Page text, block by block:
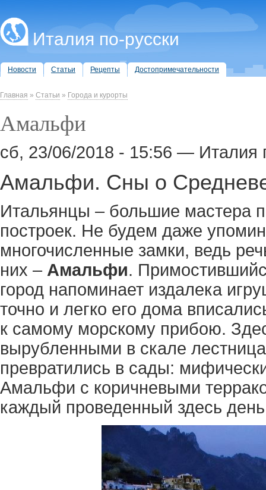
Италия по-русски
Новости Статьи Рецепты Достопримечательности
Главная » Статьи » Города и курорты
Амальфи
сб, 23/06/2018 - 15:56 — Италия
Амальфи. Сны о
Итальянцы – большие мастера
построек. Не будем даже
многочисленные замки, ведь
них – Амальфи.
город напоминает издалека
точно и легко его дома
к самому морскому прибою.
вырубленными в скале
превратились в сады:
Амальфи с коричневыми
каждый проведенный здесь